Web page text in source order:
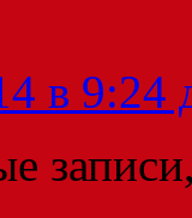
в 9:24